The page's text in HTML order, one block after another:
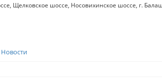
Щелковское шоссе Носовихинское шоссе г.
Новости